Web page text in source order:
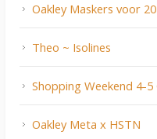
Oakley Maskers voor
Theo ~ Isolines
Shopping Weekend 4-
Oakley Meta x HSTN